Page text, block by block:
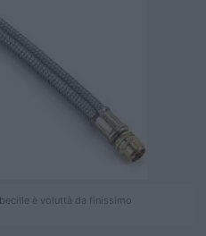
è voluttà da finissimo